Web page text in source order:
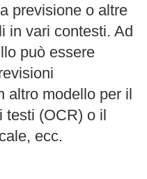
previsione o altre
in vari contesti. Ad
può essere
altro modello per il
testi (OCR) o il
ecc.